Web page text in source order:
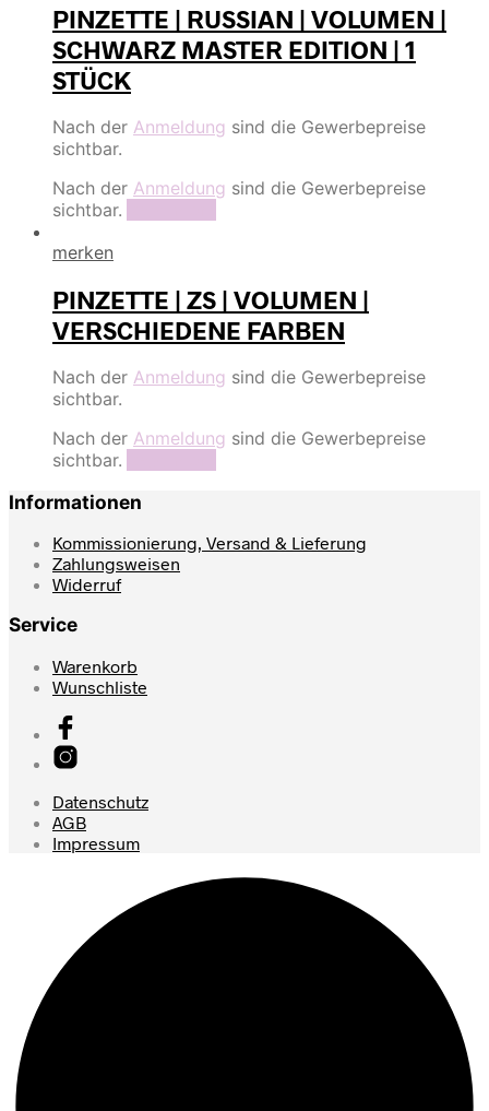
PINZETTE | RUSSIAN | VOLUMEN |
SCHWARZ MASTER EDITION | 1
STÜCK
Nach der Anmeldung sind die Gewerbepreise
sichtbar.
Nach der Anmeldung sind die Gewerbepreise
sichtbar.
merken
PINZETTE | ZS | VOLUMEN |
VERSCHIEDENE FARBEN
Nach der Anmeldung sind die Gewerbepreise
sichtbar.
Nach der Anmeldung sind die Gewerbepreise
sichtbar.
Informationen
Kommissionierung, Versand & Lieferung
Zahlungsweisen
Widerruf
Service
Warenkorb
Wunschliste
Datenschutz
AGB
Impressum